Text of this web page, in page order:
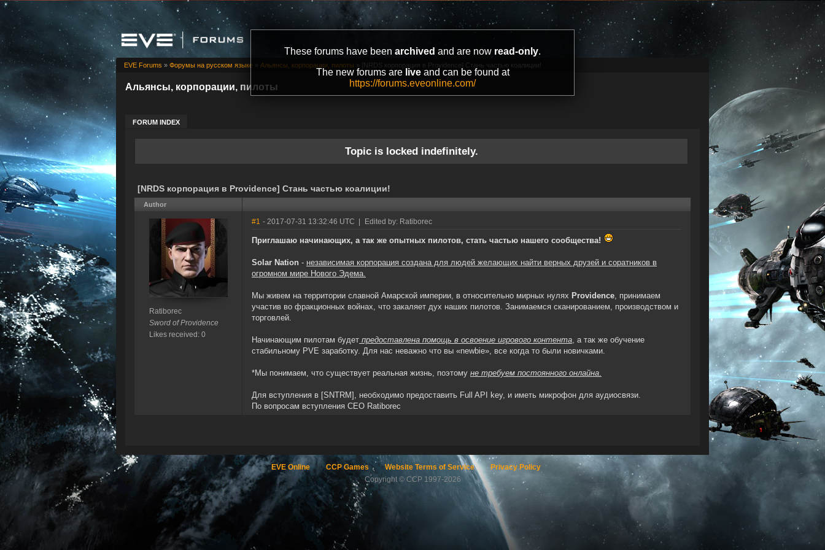
These forums have been archived and are now read-only.
The new forums are liveand can be found at
https://forums.eveonline.com/
Альянсы, корпорации, пилоты
FORUM INDEX
EVE Forums » Форумы на русском языке » Альянсы, корпорации, пилоты » [NRDS корпорация в Providence] Стань частью коалиции!
Topic is locked indefinitely.
[NRDS корпорация в Providence] Стань частью коалиции!
Author
Ratiborec
Sword of Providence
Likes received: 0
#1 - 2017-07-31 13:32:46 UTC Edited by: Ratiborec
Приглашаю начинающих, а так же опытных пилотов, стать частью нашего сообщества!
Solar Nation - независимая корпорация создана для людей желающих найти верных друзей и соратников в
огромном мире Нового Эдема.
Мы живем на территории славной Амарской империи, в относительно мирных нулях Providence, принимаем
участив во фракционных войнах, что закаляет дух наших пилотов. Занимаемся сканированием, производством и
торговлей.
Начинающим пилотам будет предоставлена помощь в освоение игрового контента, а так же обучение
стабильному PVE заработку. Для нас неважно что вы «newbie», все когда то были новичками.
*Мы понимаем, что существует реальная жизнь, поэтому не требуем постоянного онлайна.
Для вступления в [SNTRM], необходимо предоставить Full API key, и иметь микрофон для аудиосвязи.
По вопросам вступления СЕО Ratiborec
EVE Online CCP Games Website Terms of Service
Privacy Policy
Copyright © CCP 1997-2026